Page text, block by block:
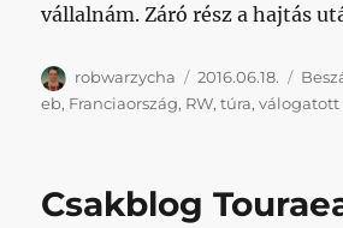
vállalnám. Záró rész a hajtás
Szerző
robwarzycha Közzétéve
2016.06.18.
eb, Franciaország, RW,túra,válogatott
Csakblog